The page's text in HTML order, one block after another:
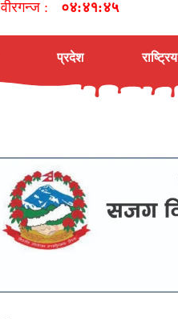
वीरगन्ज : ०४:४१:४६
प्रदेश राष्ट्रिय